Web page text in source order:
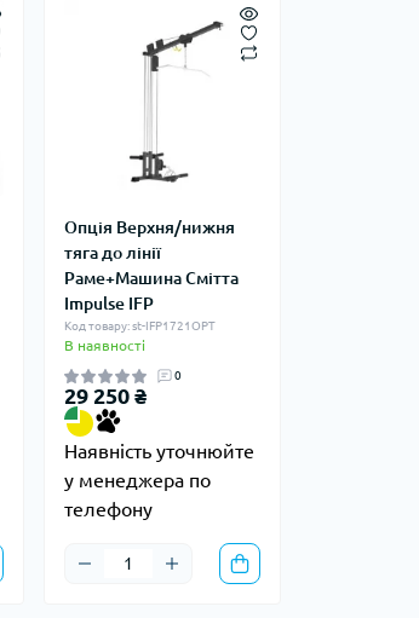
Опція Верхня/нижня
тяга до лінії
Раме+Машина Смітта
Impulse IFP
Код товару: st-IFP1721OPT
В наявності
0
29 250 ₴
Наявність уточнюйте
у менеджера по
телефону